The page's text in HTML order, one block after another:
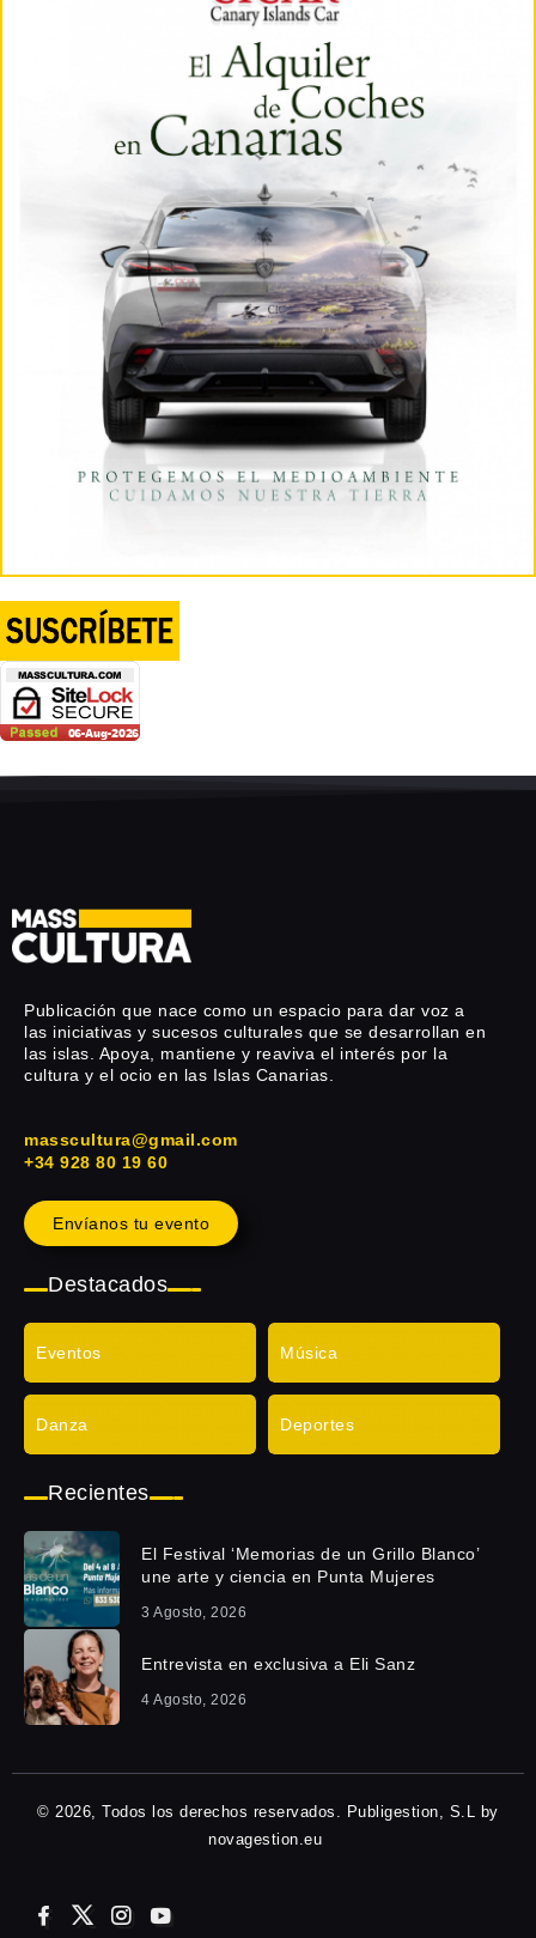
Publicación que nace como un espacio para dar voz a
las iniciativas y sucesos culturales que se desarrollan en
las islas. Apoya, mantiene y reaviva el interés por la
cultura y el ocio en las Islas Canarias.
masscultura@gmail.com
+34 928 80 19 60
Envíanos tu evento
Destacados
Eventos Música
Danza Deportes
Recientes
El Festival ‘Memorias de un Grillo Blanco’
une arte y ciencia en Punta Mujeres
3 Agosto, 2026
Entrevista en exclusiva a Eli Sanz
4 Agosto, 2026
© 2026, Todos los derechos reservados. Publigestion, S.L by
novagestion.eu